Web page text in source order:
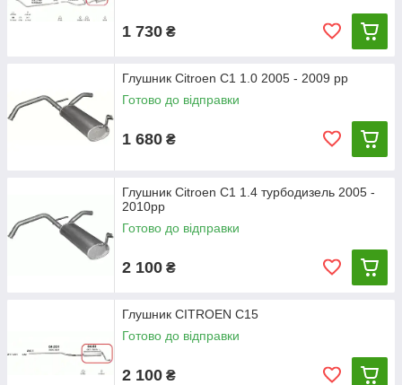
1 730 ₴
Глушник Citroen C1 1.0 2005 - 2009 рр
Готово до відправки
1 680 ₴
Глушник Citroen C1 1.4 турбодизель 2005 -
2010рр
Готово до відправки
2 100 ₴
Глушник CITROEN C15
Готово до відправки
2 100 ₴